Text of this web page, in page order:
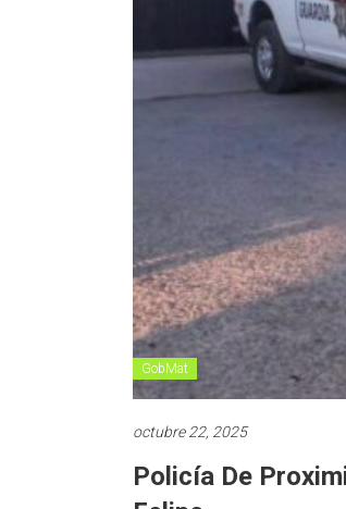
GobMat
octubre 22, 2025
Policía De